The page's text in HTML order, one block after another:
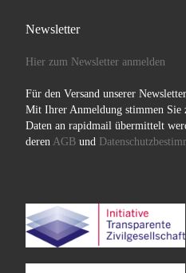
Newsletter
Hier zum Newsletter anmelden
Für den Versand unserer
Mit Ihrer Anmeldung stimmen Sie
Daten an rapidmail übermittelt
deren AGBund